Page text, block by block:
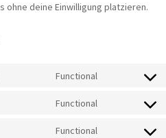
ohne deine Einwilligung platzieren.
Functional
Functional
Functional